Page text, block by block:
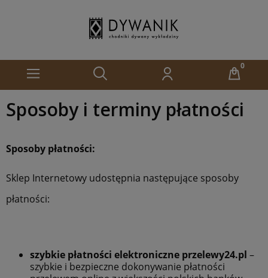
Sposoby i terminy płatności
Sposoby płatności:
Sklep Internetowy udostępnia następujące sposoby
płatności:
szybkie płatności elektroniczne przelewy24.pl –
szybkie i bezpieczne dokonywanie płatności